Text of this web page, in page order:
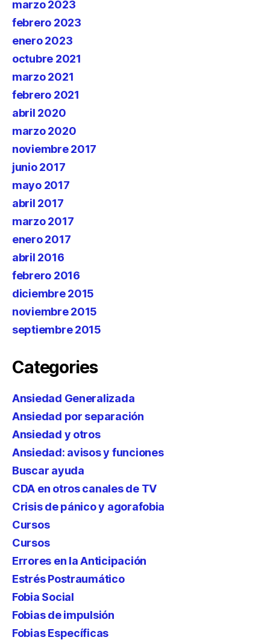
marzo 2023
febrero 2023
enero 2023
octubre 2021
marzo 2021
febrero 2021
abril 2020
marzo 2020
noviembre 2017
junio 2017
mayo 2017
abril 2017
marzo 2017
enero 2017
abril 2016
febrero 2016
diciembre 2015
noviembre 2015
septiembre 2015
Categories
Ansiedad Generalizada
Ansiedad por separación
Ansiedad y otros
Ansiedad: avisos y funciones
Buscar ayuda
CDA en otros canales de TV
Crisis de pánico y agorafobia
Cursos
Cursos
Errores en la Anticipación
Estrés Postraumático
Fobia Social
Fobias de impulsión
Fobias Específicas